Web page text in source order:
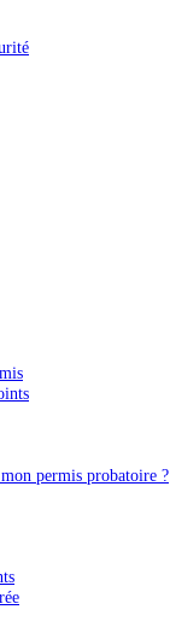
permis probatoire ?